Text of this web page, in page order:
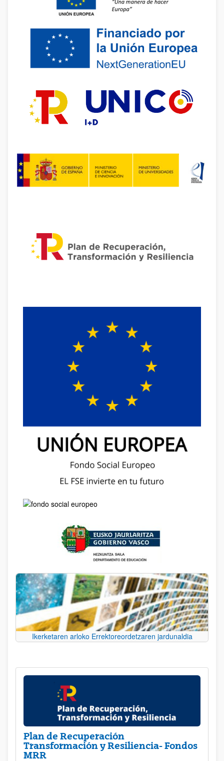
Ikerketaren arloko Errektoreordetzaren jardunaldia
Plan de Recuperación
Transformación y Resiliencia- Fondos
MRR